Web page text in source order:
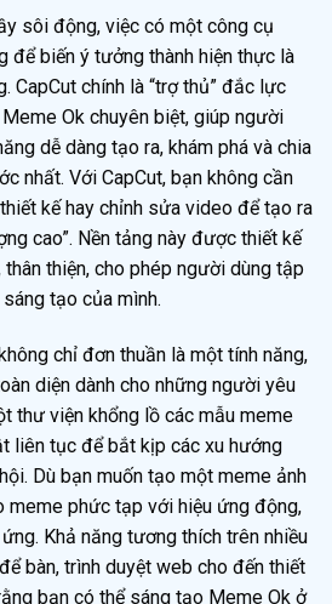
sôi động, việc có một công cụ
để biến ý tưởng thành hiện thực là
CapCut chính là “trợ thủ” đắc lực
Ok chuyên biệt, giúp người
dễ dàng tạo ra, khám phá và chia
nhất. Với CapCut, bạn không cần
kế hay chỉnh sửa video để tạo ra
cao”. Nền tảng này được thiết kế
thiện, cho phép người dùng tập
tạo của mình.
chỉ đơn thuần là một tính năng,
diện dành cho những người yêu
thư viện khổng lồ các mẫu meme
liên tục để bắt kịp các xu hướng
Dù bạn muốn tạo một meme ảnh
meme phức tạp với hiệu ứng động,
Khả năng tương thích trên nhiều
bàn, trình duyệt web cho đến thiết
bạn có thể sáng tạo Meme Ok ở